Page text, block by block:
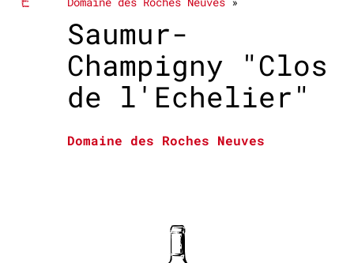
Saumur-
Champigny "Clos
de l'Echelier"
Domaine des Roches Neuves